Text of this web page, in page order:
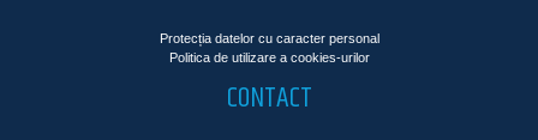
Protecția datelor cu caracter personal
Politica de utilizare a cookies-urilor
CONTACT